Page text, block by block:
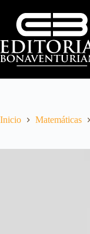
Inicio Matemáticas